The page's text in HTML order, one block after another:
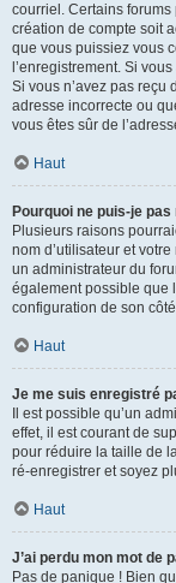
courriel. Certains
création de compte soit
que vous puissiez vous
l’enregistrement. Si
Si vous n’avez pas reçu
adresse incorrecte ou
vous êtes sûr de
Haut
Pourquoi ne puis-je
Plusieurs raisons
nom d’utilisateur et
un administrateur du
également possible que
configuration de son
Haut
Je me suis enregistré
Il est possible qu’un
effet, il est courant de
pour réduire la taille de
ré-enregistrer et soyez
Haut
J’ai perdu mon mot de
Pas de panique ! Bien